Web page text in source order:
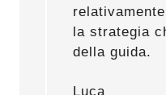
la strategia
della guida.
Luca